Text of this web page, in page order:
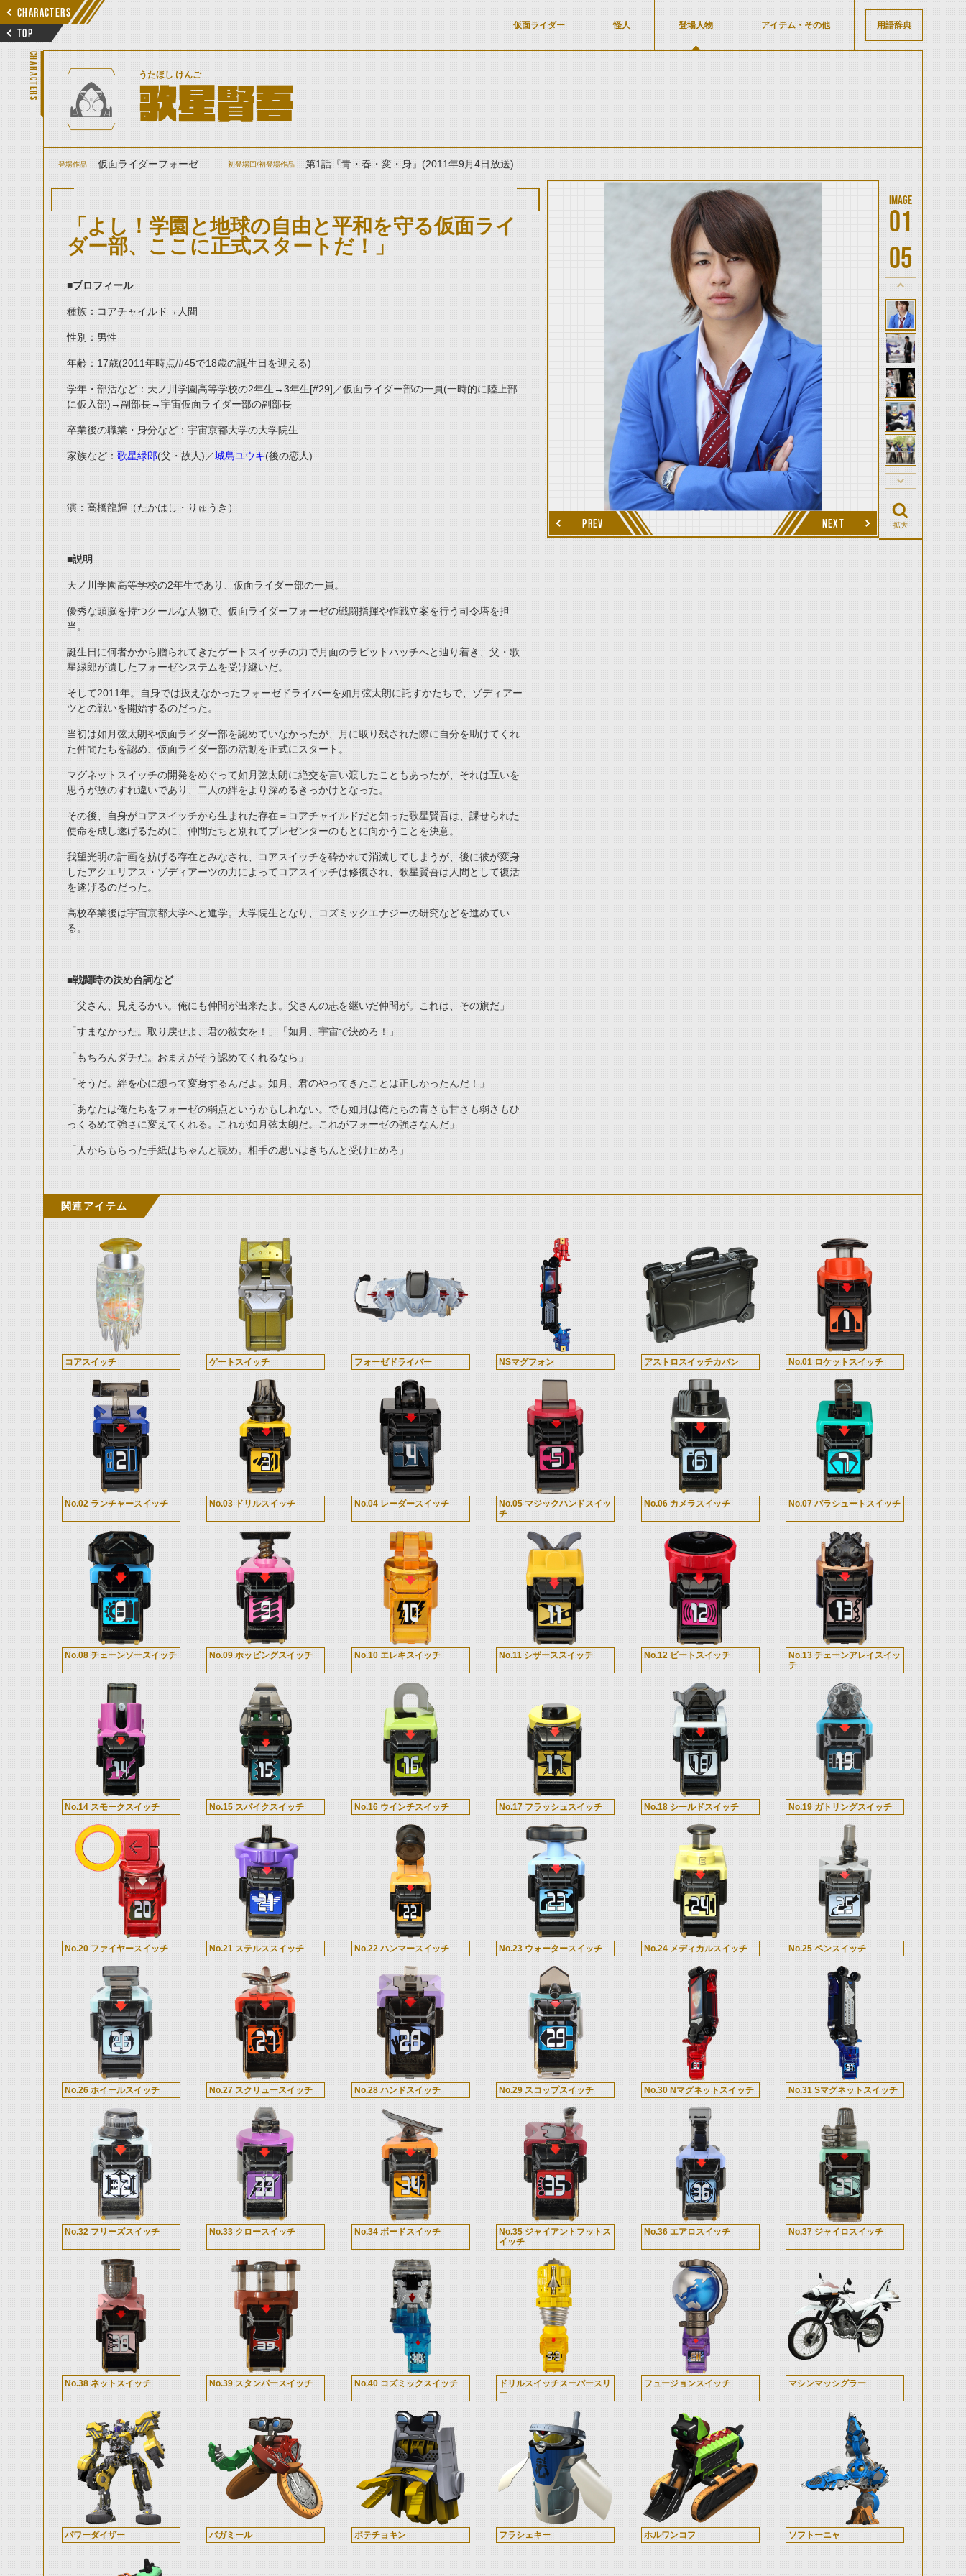
CHARACTERS
TOP
仮面ライダー 怪人 登場人物 アイテム・その他 用語辞典
CHARACTERS うたほし けんご
歌星賢吾
登場作品 仮面ライダーフォーゼ 初登場回/初登場作品 第1話『青・春・変・身』(2011年9月4日放送)
「よし！学園と地球の自由と平和を守る仮面ライ
ダー部、ここに正式スタートだ！」
■プロフィール
種族：コアチャイルド→人間
性別：男性
年齢：17歳(2011年時点/#45で18歳の誕生日を迎える)
学年・部活など：天ノ川学園高等学校の2年生→3年生[#29]／仮面ライダー部の一員(一時的に陸上部
に仮入部)→副部長→宇宙仮面ライダー部の副部長
卒業後の職業・身分など：宇宙京都大学の大学院生
家族など： 歌星緑郎(父・故人)／城島ユウキ(後の恋人)
演：高橋龍輝（たかはし・りゅうき）
■説明
天ノ川学園高等学校の2年生であり、仮面ライダー部の一員。
優秀な頭脳を持つクールな人物で、仮面ライダーフォーゼの戦闘指揮や作戦立案を行う司令塔を担
当。
誕生日に何者かから贈られてきたゲートスイッチの力で月面のラビットハッチへと辿り着き、父・歌
星緑郎が遺したフォーゼシステムを受け継いだ。
そして2011年。自身では扱えなかったフォーゼドライバーを如月弦太朗に託すかたちで、ゾディアー
ツとの戦いを開始するのだった。
当初は如月弦太朗や仮面ライダー部を認めていなかったが、月に取り残された際に自分を助けてくれ
た仲間たちを認め、仮面ライダー部の活動を正式にスタート。
マグネットスイッチの開発をめぐって如月弦太朗に絶交を言い渡したこともあったが、それは互いを
思うが故のすれ違いであり、二人の絆をより深めるきっかけとなった。
その後、自身がコアスイッチから生まれた存在＝コアチャイルドだと知った歌星賢吾は、課せられた
使命を成し遂げるために、仲間たちと別れてプレゼンターのもとに向かうことを決意。
我望光明の計画を妨げる存在とみなされ、コアスイッチを砕かれて消滅してしまうが、後に彼が変身
したアクエリアス・ゾディアーツの力によってコアスイッチは修復され、歌星賢吾は人間として復活
を遂げるのだった。
高校卒業後は宇宙京都大学へと進学。大学院生となり、コズミックエナジーの研究などを進めてい
る。
■戦闘時の決め台詞など
「父さん、見えるかい。俺にも仲間が出来たよ。父さんの志を継いだ仲間が。これは、その旗だ」
「すまなかった。取り戻せよ、君の彼女を！」「如月、宇宙で決めろ！」
「もちろんダチだ。おまえがそう認めてくれるなら」
「そうだ。絆を心に想って変身するんだよ。如月、君のやってきたことは正しかったんだ！」
「あなたは俺たちをフォーゼの弱点というかもしれない。でも如月は俺たちの青さも甘さも弱さもひ
っくるめて強さに変えてくれる。これが如月弦太朗だ。これがフォーゼの強さなんだ」
「人からもらった手紙はちゃんと読め。相手の思いはきちんと受け止めろ」
PREV NEXT
01
05
拡大
関連アイテム
コアスイッチ ゲートスイッチ フォーゼドライバー NSマグフォン アストロスイッチカバン No.01 ロケットスイッチ
No.02 ランチャースイッチ No.03 ドリルスイッチ No.04 レーダースイッチ
No.05 マジックハンドスイッ
チ
No.06 カメラスイッチ No.07 パラシュートスイッチ
No.08 チェーンソースイッチ No.09 ホッピングスイッチ No.10 エレキスイッチ No.11 シザーススイッチ No.12 ビートスイッチ
No.13 チェーンアレイスイッ
チ
No.14 スモークスイッチ No.15 スパイクスイッチ No.16 ウインチスイッチ No.17 フラッシュスイッチ No.18 シールドスイッチ No.19 ガトリングスイッチ
No.20 ファイヤースイッチ No.21 ステルススイッチ No.22 ハンマースイッチ No.23 ウォータースイッチ No.24 メディカルスイッチ No.25 ペンスイッチ
No.26 ホイールスイッチ No.27 スクリュースイッチ No.28 ハンドスイッチ No.29 スコップスイッチ No.30 Nマグネットスイッチ No.31 Sマグネットスイッチ
No.32 フリーズスイッチ No.33 クロースイッチ No.34 ボードスイッチ
No.35 ジャイアントフットス
イッチ
No.36 エアロスイッチ No.37 ジャイロスイッチ
No.38 ネットスイッチ No.39 スタンパースイッチ No.40 コズミックスイッチ
ドリルスイッチスーパースリ
ー
フュージョンスイッチ マシンマッシグラー
パワーダイザー バガミール ポテチョキン フラシェキー ホルワンコフ ソフトーニャ